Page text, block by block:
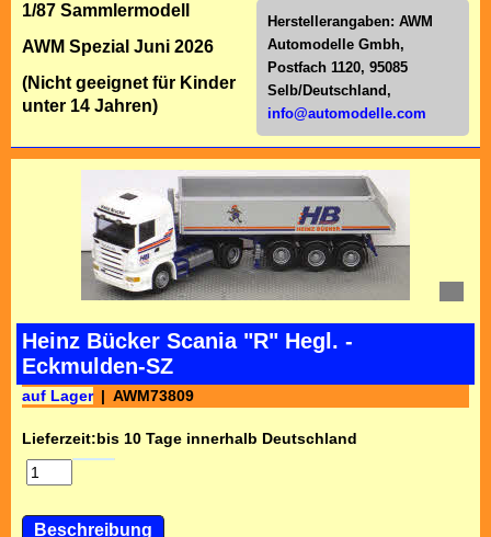
Herstellerangaben: AWM
Automodelle Gmbh,
Postfach 1120, 95085
Selb/Deutschl and,
info@automodelle.com
1/87 Sammlermodell
AWM Spezial Juni 2026
(Nicht geeignet für Kinder
unter 14 Jahren)
Heinz Bücker Scania "R" Hegl. -
Eckmulden-SZ
auf Lager AWM73809
Lieferzeit:bis 10 Tage innerhalb Deutschland
Beschreibung